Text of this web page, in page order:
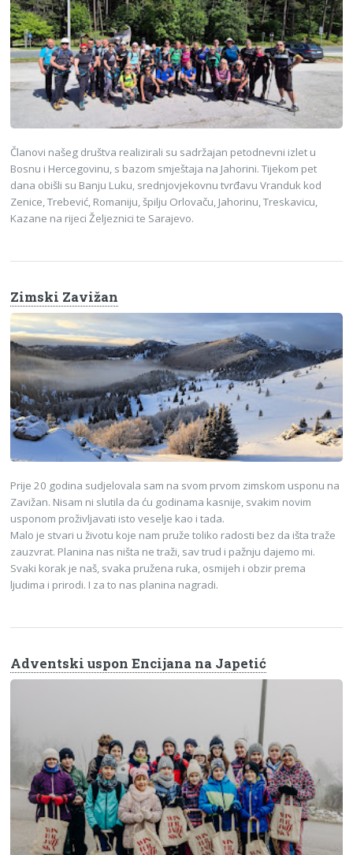
Članovi našeg društva realizirali su sadržajan petodnevni izlet u
Bosnu i Hercegovinu, s bazom smještaja na Jahorini. Tijekom pet
dana obišli su Banju Luku, srednjovjekovnu tvrđavu Vranduk kod
Zenice, Trebević, Romaniju, špilju Orlovaču, Jahorinu, Treskavicu,
Kazane na rijeci Željeznici te Sarajevo.
Zimski Zavižan
Prije 20 godina sudjelovala sam na svom prvom zimskom usponu na
Zavižan. Nisam ni slutila da ću godinama kasnije, svakim novim
usponom proživljavati isto veselje kao i tada.
Malo je stvari u životu koje nam pruže toliko radosti bez da išta traže
zauzvrat. Planina nas ništa ne traži, sav trud i pažnju dajemo mi.
Svaki korak je naš, svaka pružena ruka, osmijeh i obzir prema
ljudima i prirodi. I za to nas planina nagradi.
Adventski uspon Encijana na Japetić